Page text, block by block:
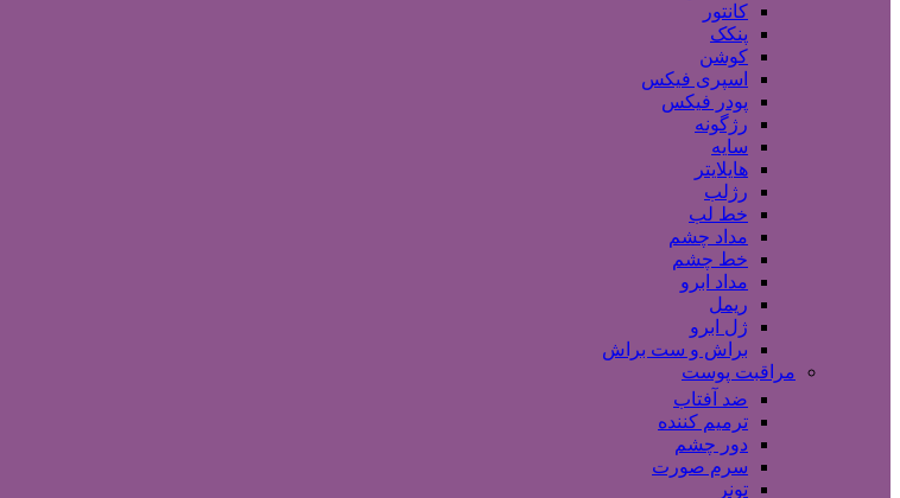
کانتور
پنکک
کوشن
اسپری فیکس
پودر فیکس
رژگونه
سایه
هایلایتر
رژلب
خط لب
مداد چشم
خط چشم
مداد ابرو
ریمل
ژل ابرو
براش و ست براش
مراقبت پوست
ضد آفتاب
ترمیم کننده
دور چشم
سرم صورت
تونر